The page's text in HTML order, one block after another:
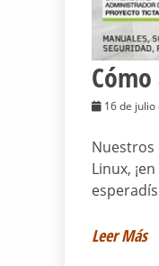
16 de julio
Nuestros
Linux,
Leer Más